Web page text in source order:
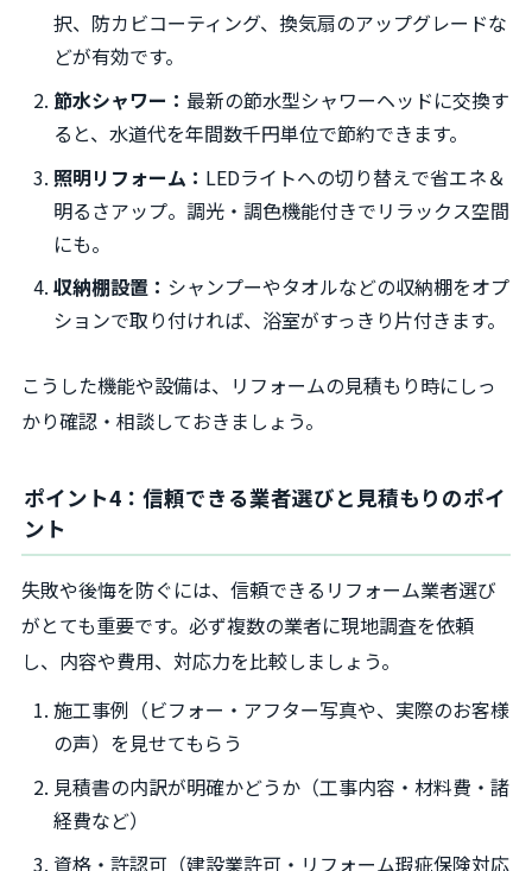
択、防カビコーティング、換気扇のアップグレードな
どが有効です。
節水シャワー：最新の節水型シャワーヘッドに交換す
ると、水道代を年間数千円単位で節約できます。
照明リフォーム： LEDライトへの切り替えで省エネ＆
明るさアップ。調光・調色機能付きでリラックス空間
にも。
収納棚設置： シャンプーやタオルなどの収納棚をオプ
ションで取り付ければ、浴室がすっきり片付きます。
こうした機能や設備は、リフォームの見積もり時にしっ
かり確認・相談しておきましょう。
ポイント4：信頼できる業者選びと見積もりのポイ
ント
失敗や後悔を防ぐには、信頼できるリフォーム業者選び
がとても重要です。必ず複数の業者に現地調査を依頼
し、内容や費用、対応力を比較しましょう。
施工事例（ビフォー・アフター写真や、実際のお客様
の声）を見せてもらう
見積書の内訳が明確かどうか（工事内容・材料費・諸
経費など）
資格・許認可（建設業許可・リフォーム瑕疵保険対応